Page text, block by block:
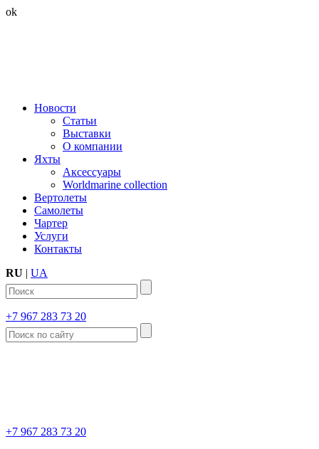
ok
Новости
Статьи
Выставки
О компании
Яхты
Аксессуары
Worldmarine collection
Вертолеты
Самолеты
Чартер
Услуги
Контакты
RU | UA
+7 967 283 73 20
+7 967 283 73 20